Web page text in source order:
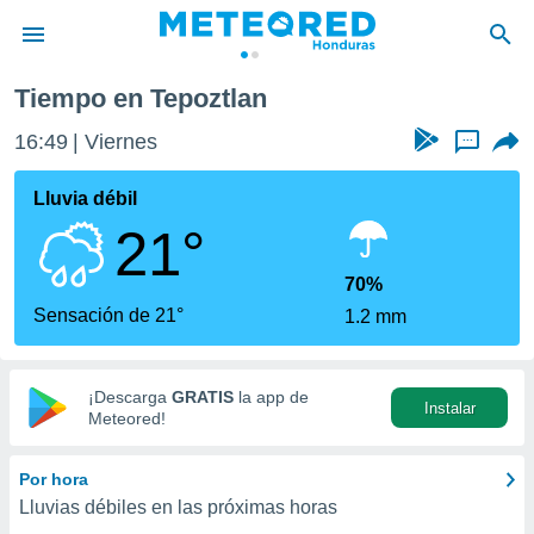
de
ha sido
para
que se
calidad.
a este
las
y
digital
basada
Tiempo en Tepoztlan
16:49 Viernes ...
Lluvia débil
21°
Sensación de 21°
70%
1.2 mm
¡Descarga GRATIS la app de
Meteored!
Instalar
Por hora
Lluvias débiles en las próximas horas